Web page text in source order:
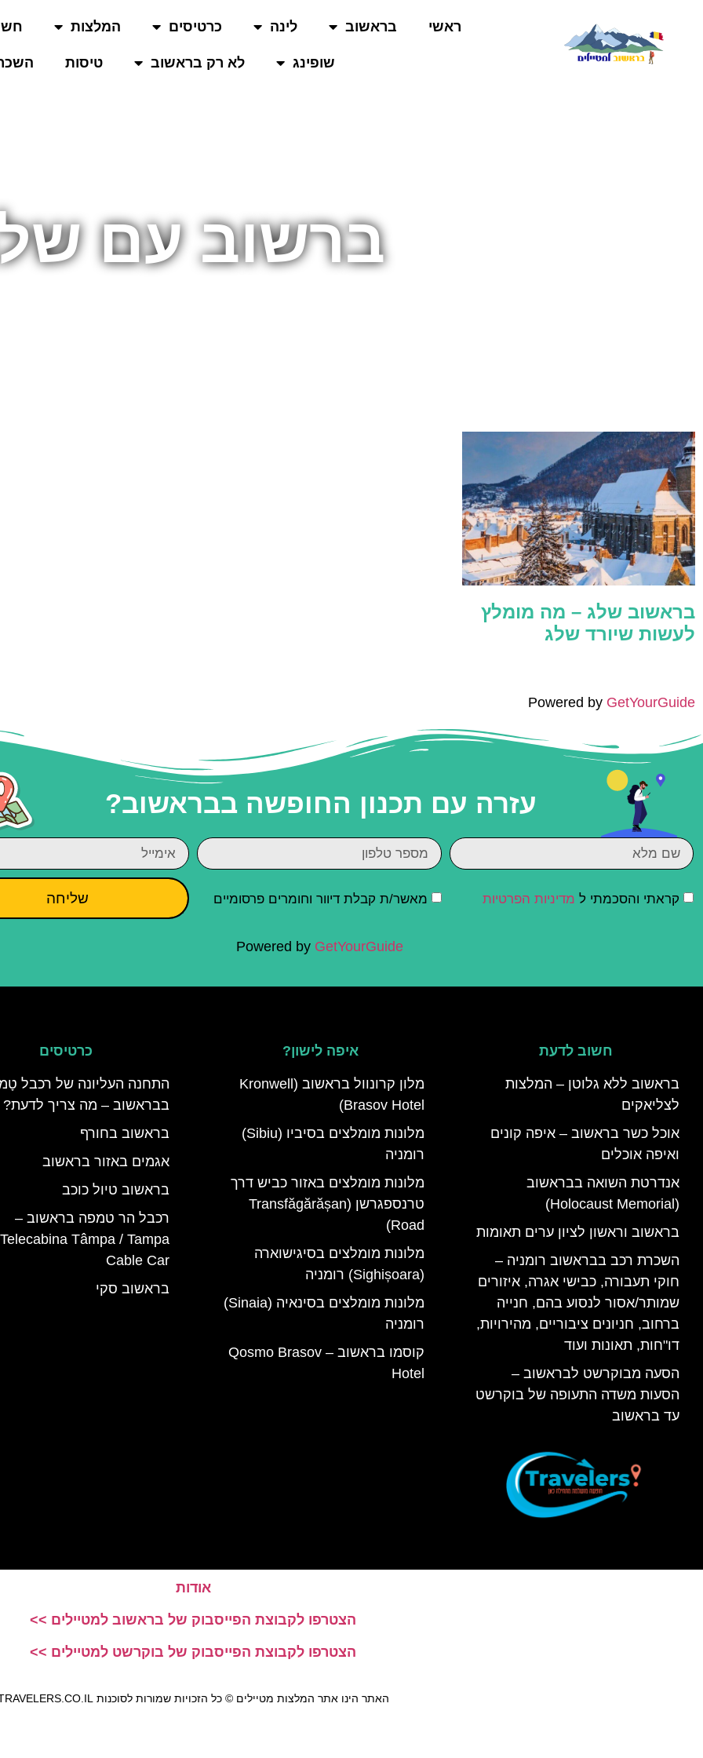
ראשי בראשוב לינה כרטיסים המלצות
שופינג לא רק בראשוב טיסות
ברשוב עם
בראשוב שלג – מה מומלץ
לעשות שיורד שלג
Powered by GetYourGuide
עזרה עם תכנון החופשה בבראשוב?
קראתי והסכמתי ל מדיניות הפרטיות מאשר/ת קבלת דיוור וחומרים פרסומיים שליחה
Powered by GetYourGuide
חשוב לדעת
בראשוב ללא גלוטן – המלצות
לצליאקים
אוכל כשר בראשוב – איפה קונים
ואיפה אוכלים
אנדרטת השואה בבראשוב
(Holocaust Memorial)
בראשוב וראשון לציון ערים תאומות
השכרת רכב בבראשוב רומניה –
חוקי תעבורה, כבישי אגרה, איזורים
שמותר/אסור לנסוע בהם, חנייה
ברחוב, חניונים ציבוריים, מהירויות,
דו"חות, תאונות ועוד
הסעה מבוקרשט לבראשוב –
הסעות משדה התעופה של בוקרשט
עד בראשוב
איפה לישון?
מלון קרונוול בראשוב (Kronwell
Brasov Hotel)
מלונות מומלצים בסיביו (Sibiu)
רומניה
מלונות מומלצים באזור כביש דרך
טרנספגרשן (Transfăgărășan
Road)
מלונות מומלצים בסיגישוארה
(Sighișoara) רומניה
מלונות מומלצים בסינאיה (Sinaia)
רומניה
קוסמו בראשוב – Qosmo Brasov
Hotel
כרטיסים
התחנה העליונה של רכבל
בבראשוב – מה צריך לדעת?
בראשוב בחורף
אגמים באזור בראשוב
בראשוב טיול כוכב
רכבל הר טמפה בראשוב –
Telecabina Tâmpa / ‪Tampa
Cable Car‬
בראשוב סקי
אודות
הצטרפו לקבוצת הפייסבוק של בראשוב למטיילים >>
הצטרפו לקבוצת הפייסבוק של בוקרשט למטיילים >>
האתר הינו אתר המלצות מטיילים © כל הזכויות שמורות לסוכנות TRAVELERS.CO.IL